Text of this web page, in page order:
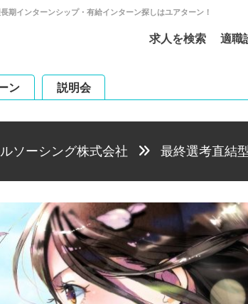
期インターンシップ・有給インターン探しはユアターン！
求人を検索 適職
ン 説明会
ソーシング株式会社 最終選考直結